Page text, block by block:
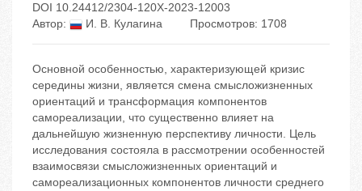
DOI 10.24412/2304-120X-2023-12003
Автор:
И. В. Кулагина Просмотров: 1708
Основной особенностью, характеризующей кризис
середины жизни, является смена смысложизненных
ориентаций и трансформация компонентов
самореализации, что существенно влияет на
дальнейшую жизненную перспективу личности. Цель
исследования состояла в рассмотрении особенностей
взаимосвязи смысложизненных ориентаций и
самореализационных компонентов личности среднего